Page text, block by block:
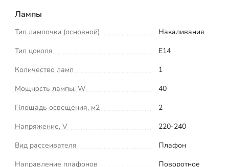
Лампы
Тип лампочки (основной)
Накаливания
Тип цоколя
E14
Количество ламп
1
Мощность лампы, W
40
Площадь освещения, м2
2
Напряжение, V
220-240
Вид рассеивателя
Плафон
Направление плафонов
Поворотное